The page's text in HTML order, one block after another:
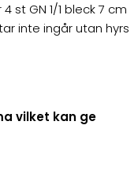
st GN 1/1 bleck 7 cm
inte ingår utan hyrs
vilket kan ge